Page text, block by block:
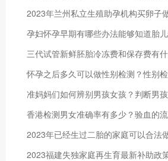
2023年兰州私立生殖助孕机构买卵子
孕妇怀孕早期有哪些办法能够知道胎
三代试管新鲜胚胎冷冻费和保存费有
怀孕之后多久可以做性别检测？性别
准妈妈们如何辨别男孩女孩？判断男
香港检测男女准确率有多少？验血的
2023年已经生过二胎的家庭可以合法
2023福建失独家庭再生育最新补助政